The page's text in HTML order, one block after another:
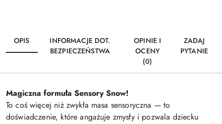
OPIS
INFORMACJE DOT.
BEZPIECZEŃSTWA
OPINIE I
OCENY
(0)
ZADAJ
PYTANIE
Magiczna formuła Sensory Snow!
To coś więcej niż zwykła masa sensoryczna — to
doświadczenie, które angażuje zmysły i pozwala dziecku